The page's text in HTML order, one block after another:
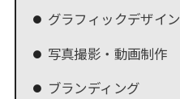
グラフィックデザイン
写真撮影・動画制作
ブランディング